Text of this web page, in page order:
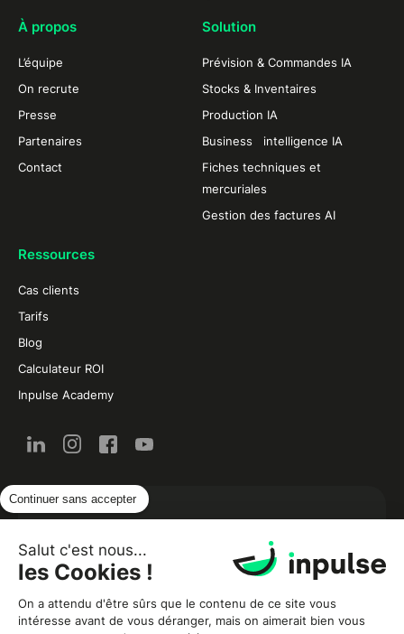
Continuer sans accepter
Salut c'est nous...
les Cookies !
On a attendu d'être sûrs que le contenu de ce site vous
intéresse avant de vous déranger, mais on aimerait bien vous
À propos
L’équipe
On recrute
Presse
Partenaires
Contact
Solution
Prévision & Commandes IA
Stocks & Inventaires
Production IA
Business intelligence IA
Fiches techniques et
mercuriales
Gestion des factures AI
Ressources
Cas clients
Tarifs
Blog
Calculateur ROI
Inpulse Academy
L’actualité de la restauration et de la food par
email :